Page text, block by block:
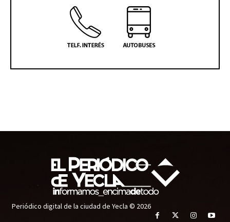
Periódico digital de la ciudad de Yecla © 2026